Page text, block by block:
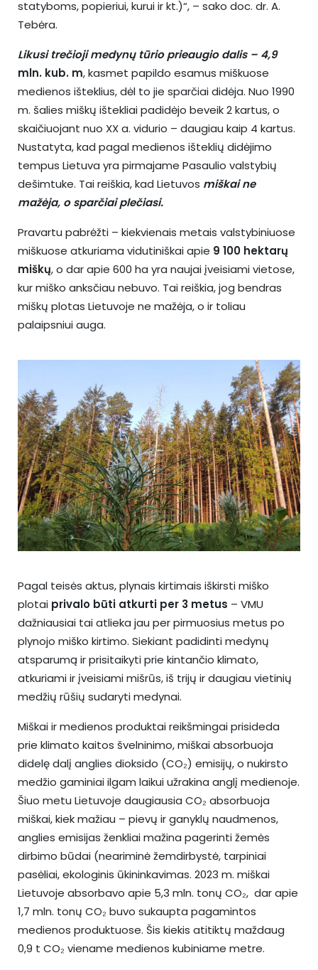
statyboms, popieriui, kurui ir kt.)“, – sako doc. dr. A.
Tebėra.
Likusi trečioji medynų tūrio prieaugio dalis – 4,9
mln. kub. m, kasmet papildo esamus miškuose
medienos išteklius, dėl to jie sparčiai didėja. Nuo 1990
m. šalies miškų ištekliai padidėjo beveik 2 kartus, o
skaičiuojant nuo XX a. vidurio – daugiau kaip 4 kartus.
Nustatyta, kad pagal medienos išteklių didėjimo
tempus Lietuva yra pirmajame Pasaulio valstybių
dešimtuke. Tai reiškia, kad Lietuvos miškaine
mažėja, o sparčiai plečiasi.
Pravartu pabrėžti – kiekvienais metais valstybiniuose
miškuose atkuriama vidutiniškai apie 9 100 hektarų
miškų, o dar apie 600 ha yra naujai įveisiami vietose,
kur miško anksčiau nebuvo. Tai reiškia, jog bendras
miškų plotas Lietuvoje ne mažėja, o ir toliau
palaipsniui auga.
Pagal teisės aktus, plynais kirtimais iškirsti miško
plotai privalo būti atkurti per 3 metus – VMU
dažniausiai tai atlieka jau per pirmuosius metus po
plynojo miško kirtimo. Siekiant padidinti medynų
atsparumą ir prisitaikyti prie kintančio klimato,
atkuriami ir įveisiami mišrūs, iš trijų ir daugiau vietinių
medžių rūšių sudaryti medynai.
Miškai ir medienos produktai reikšmingai prisideda
prie klimato kaitos švelninimo, miškai absorbuoja
didelę dalį anglies dioksido (CO₂) emisijų, o nukirsto
medžio gaminiai ilgam laikui užrakina anglį medienoje.
Šiuo metu Lietuvoje daugiausia CO₂ absorbuoja
miškai, kiek mažiau – pievų ir ganyklų naudmenos,
anglies emisijas ženkliai mažina pagerinti žemės
dirbimo būdai (neariminė žemdirbystė, tarpiniai
pasėliai, ekologinis ūkininkavimas. 2023 m. miškai
Lietuvoje absorbavo apie 5,3 mln. tonų CO₂, dar apie
1,7 mln. tonų CO₂ buvo sukaupta pagamintos
medienos produktuose. Šis kiekis atitiktų maždaug
0,9 t CO₂ viename medienos kubiniame metre.